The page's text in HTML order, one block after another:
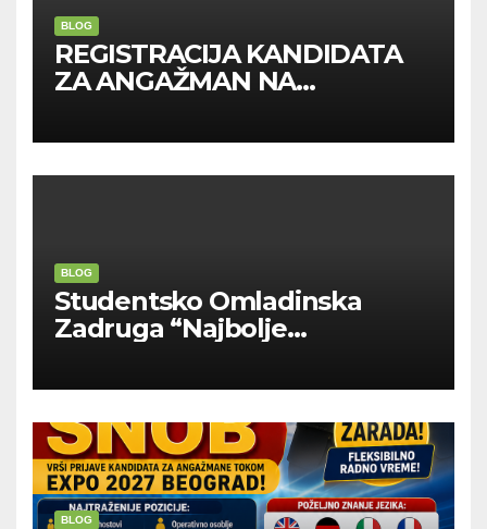
BLOG
REGISTRACIJA KANDIDATA
ZA ANGAŽMAN NA
BLOG
Studentsko Omladinska
Zadruga “Najbolje
BLOG